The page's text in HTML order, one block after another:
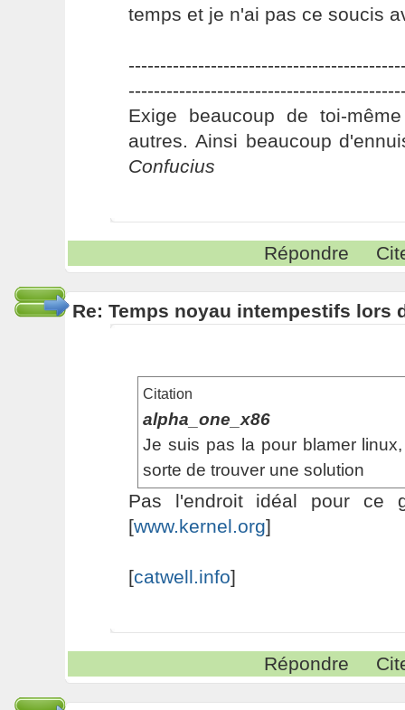
temps et je n'ai pas ce soucis
Exige beaucoup de toi-
autres. Ainsi beaucoup
Confucius
Répondre
Re: Temps noyau intempestifs lors
Citation
alpha_one_x86
Je suis pas la pour blamer
sorte de trouver une solution
Pas l'endroit idéal pour ce
[www.kernel.org]
[catwell.info]
Répondre